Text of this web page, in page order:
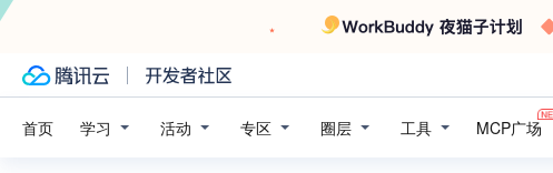
首页 学习 活动 专区 圈层 工具 MCP广场